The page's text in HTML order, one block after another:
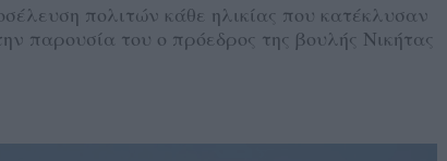
πολιτών κάθε ηλικίας που κατέκλυσαν
παρουσία του ο πρόεδρος της βουλής Νικήτας